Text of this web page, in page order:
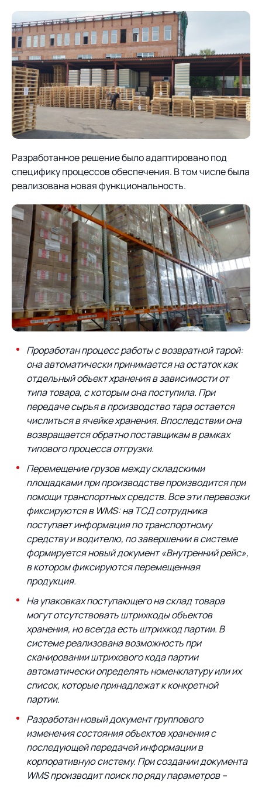
Разработанное решение было адаптировано под
специфику процессов обеспечения. В том числе была
реализована новая функциональность.
Проработан процесс работы с возвратной тарой:
она автоматически принимается на остаток как
отдельный объект хранения в зависимости от
типа товара, с которым она поступила. При
передаче сырья в производство тара остается
числиться в ячейке хранения. Впоследствии она
возвращается обратно поставщикам в рамках
типового процесса отгрузки.
Перемещение грузов между складскими
площадками при производстве производится при
помощи транспортных средств. Все эти перевозки
фиксируются в WMS: на ТСД сотрудника
поступает информация по транспортному
средству и водителю, по завершении в системе
формируется новый документ «Внутренний рейс»,
в котором фиксируются перемещенная
продукция.
На упаковках поступающего на склад товара
могут отсутствовать штрихкоды объектов
хранения, но всегда есть штрихкод партии. В
системе реализована возможность при
сканировании штрихового кода партии
автоматически определять номенклатуру или их
список, которые принадлежат к конкретной
партии.
Разработан новый документ группового
изменения состояния объектов хранения с
последующей передачей информации в
корпоративную систему. При создании документа
WMSпроизводит поиск по ряду параметров –